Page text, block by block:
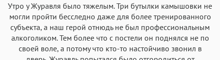
Утро у Журавля было тяжелым. Три бутылки камышовки не
могли пройти бесследно даже для более тренированного
субъекта, а наш герой отнюдь не был профессиональным
алкоголиком. Тем более что с постели он поднялся не по
своей воле, а потому что кто-то настойчиво звонил в